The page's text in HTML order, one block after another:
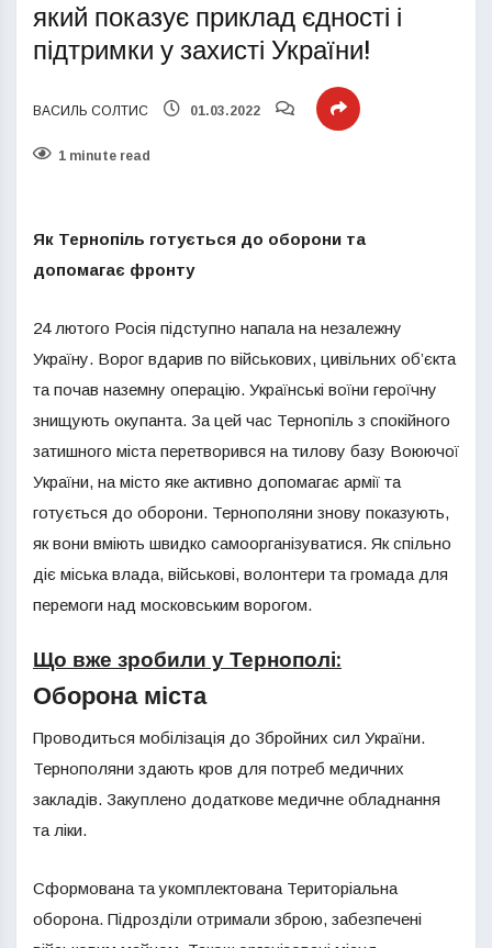
який показує приклад єдності і
підтримки у захисті України!
ВАСИЛЬ СОЛТИС 01.03.2022
1 minute read
Як Тернопіль готується до оборони та
допомагає фронту
24 лютого Росія підступно напала на незалежну
Україну. Ворог вдарив по військових, цивільних об’єкта
та почав наземну операцію. Українські воїни героїчну
знищують окупанта. За цей час Тернопіль з спокійного
затишного міста перетворився на тилову базу Воюючої
України, на місто яке активно допомагає армії та
готується до оборони. Тернополяни знову показують,
як вони вміють швидко самоорганізуватися. Як спільно
діє міська влада, військові, волонтери та громада для
перемоги над московським ворогом.
Що вже зробили у Тернополі:
Оборона міста
Проводиться мобілізація до Збройних сил України.
Тернополяни здають кров для потреб медичних
закладів. Закуплено додаткове медичне обладнання
та ліки.
Сформована та укомплектована Територіальна
оборона. Підрозділи отримали зброю, забезпечені